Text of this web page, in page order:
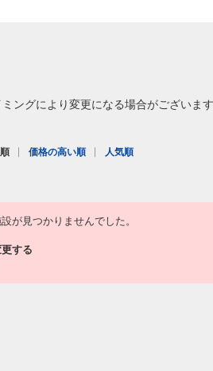
ングにより変更になる場合がございま
価格の高い順 人気順
が見つかりませんでした。
する